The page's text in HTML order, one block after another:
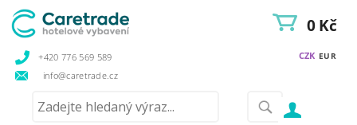
+420 776 569 589
info@caretrade.cz
CZK EUR
0 Kč